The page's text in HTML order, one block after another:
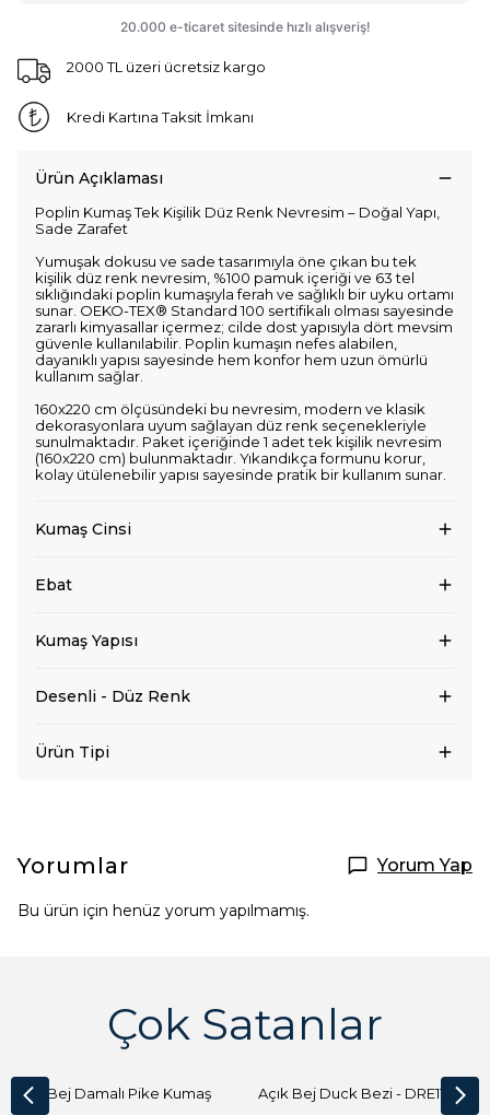
2000 TL üzeri ücretsiz kargo
Kredi Kartına Taksit İmkanı
Ürün Açıklaması
Poplin Kumaş Tek Kişilik Düz Renk Nevresim – Doğal Yapı,
Sade Zarafet
Yumuşak dokusu ve sade tasarımıyla öne çıkan bu tek
kişilik düz renk nevresim, %100 pamuk içeriği ve 63 tel
sıklığındaki poplin kumaşıyla ferah ve sağlıklı bir uyku ortamı
sunar. OEKO-TEX® Standard 100 sertifikalı olması sayesinde
zararlı kimyasallar içermez; cilde dost yapısıyla dört mevsim
güvenle kullanılabilir. Poplin kumaşın nefes alabilen,
dayanıklı yapısı sayesinde hem konfor hem uzun ömürlü
kullanım sağlar.
160x220 cm ölçüsündeki bu nevresim, modern ve klasik
dekorasyonlara uyum sağlayan düz renk seçenekleriyle
sunulmaktadır. Paket içeriğinde 1 adet tek kişilik nevresim
(160x220 cm) bulunmaktadır. Yıkandıkça formunu korur,
kolay ütülenebilir yapısı sayesinde pratik bir kullanım sunar.
Kumaş Cinsi
Ebat
Kumaş Yapısı
Desenli - Düz Renk
Ürün Tipi
Yorumlar Yorum Yap
Bu ürün için henüz yorum yapılmamış.
Çok Satanlar
Açık Bej Damalı Pike Kumaş Açık Bej Duck Bezi - DRE1144 Kumaş Peçete